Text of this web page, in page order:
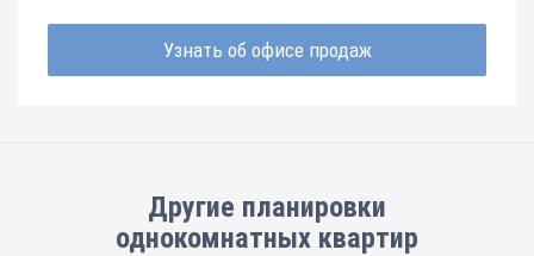
Узнать об офисе продаж
Другие планировки
однокомнатных квартир